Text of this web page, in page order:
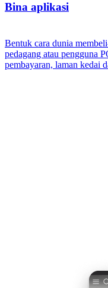
Bina aplikasi
Bentuk cara dunia
pedagang atau pengguna
pembayaran, laman kedai